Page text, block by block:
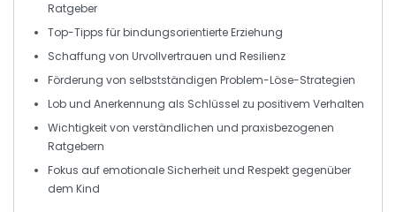
Ratgeber
Top-Tipps fürbindungsorientierte Erziehung
Schaffung von Urvollvertrauen und Resilienz
Förderung von selbstständigen Problem-Löse-Strategien
Lobund Anerkennung als Schlüssel zu positivem Verhalten
Wichtigkeit von verständlichen und praxisbezogenen
Ratgebern
Fokus auf emotionale Sicherheitund Respekt gegenüber
dem Kind